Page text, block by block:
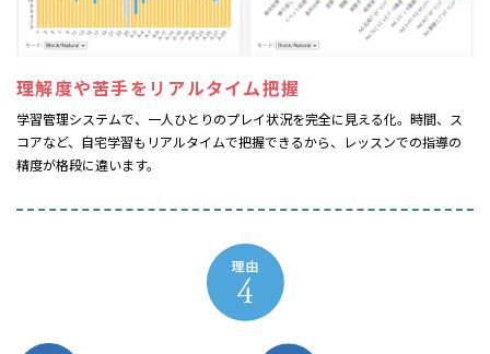
理解度や苦手を リアルタイム把握
学習管理システムで、一人ひとりのプレイ状況を完全に見える化。時間、ス
コアなど、自宅学習もリアルタイムで把握できるから、レッスンでの指導の
精度が格段に違います。